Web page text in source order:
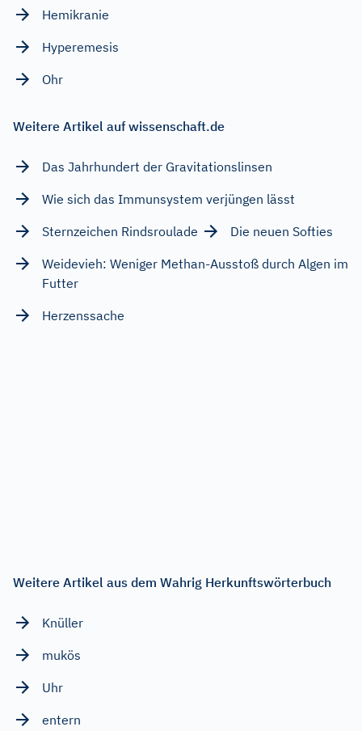
Hemikranie
Hyperemesis
Ohr
Weitere Artikel auf wissenschaft.de
Das Jahrhundert der Gravitationslinsen
Wie sich das Immunsystem verjüngen lässt
Sternzeichen Rindsroulade
Die neuen Softies
Weidevieh: Weniger Methan-Ausstoß durch Algen im
Futter
Herzenssache
Weitere Artikel aus dem Wahrig Herkunftswörterbuch
Knüller
mukös
Uhr
entern